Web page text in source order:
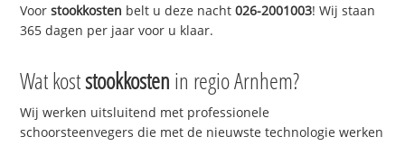
Voorstookkosten belt u deze nacht026-2001003! Wij staan
365 dagen per jaar voor u klaar.
Wat koststookkosten in regio Arnhem?
Wij werken uitsluitend met professionele
schoorsteenvegers die met de nieuwste technologie werken